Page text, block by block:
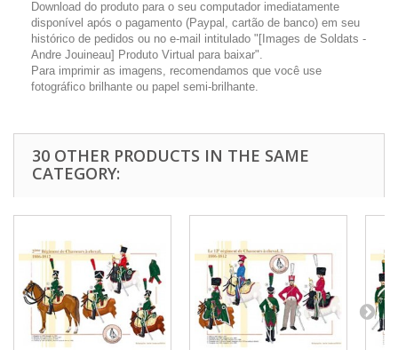
Download do produto para o seu computador imediatamente
disponível após o pagamento (Paypal, cartão de banco) em seu
histórico de pedidos ou no e-mail intitulado "[Images de Soldats -
Andre Jouineau] Produto Virtual para baixar".
Para imprimir as imagens, recomendamos que você use
fotográfico brilhante ou papel semi-brilhante.
30 OTHER PRODUCTS IN THE SAME
CATEGORY: